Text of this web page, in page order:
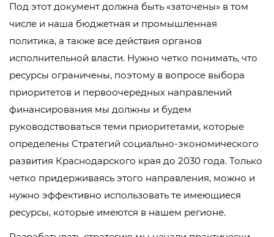
Под этот документ должна быть «заточены» в том
числе и наша бюджетная и промышленная
политика, а также все действия органов
исполнительной власти. Нужно четко понимать, что
ресурсы ограничены, поэтому в вопросе выбора
приоритетов и первоочередных направлений
финансирования мы должны и будем
руководствоваться теми приоритетами, которые
определены Стратегий социально-экономического
развития Краснодарского края до 2030 года. Только
четко придерживаясь этого направления, можно и
нужно эффективно использовать те имеющиеся
ресурсы, которые имеются в нашем регионе.